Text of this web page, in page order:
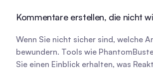
Kommentare erstellen, die nicht
Wenn Sie nicht sicher sind, welche
bewundern. Tools wie
Sie einen Einblick erhalten, was